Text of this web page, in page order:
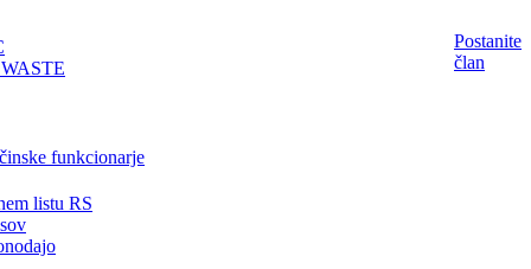
funkcionarje
listu RS
Postanite
član